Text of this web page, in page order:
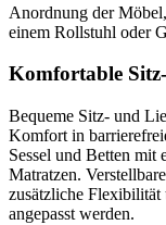
Anordnung der
einem Rollstuhl oder
Komfortable
Bequeme Sitz- und
Komfort in
Sessel und Betten mit
Matratzen.
zusätzliche
angepasst werden.